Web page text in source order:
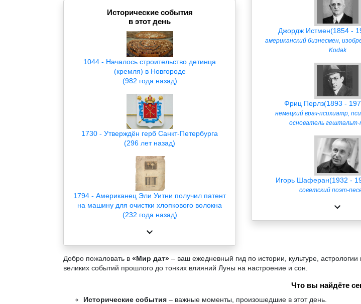
Исторические события
в этот день
1044 - Началось строительство детинца
(кремля) в Новгороде
(982 года назад)
1730 - Утверждён герб Санкт-Петербурга
(296 лет назад)
1794 - Американец Эли Уитни получил патент
на машину для очистки хлопкового волокна
(232 года назад)
Джордж Истмен(1854 -
американский бизнесмен,
Kodak
Фриц Перлз(1893 -
немецкий врач-психиатр,
основатель
Игорь Шаферан(1932 -
советский поэт-
Добро пожаловать в «Мир дат» – ваш ежедневный гид по истории, культуре,
великих событий прошлого до тонких влияний Луны на настроение и сон.
Что вы найдёте
Исторические события – важные моменты, произошедшие в этот день.